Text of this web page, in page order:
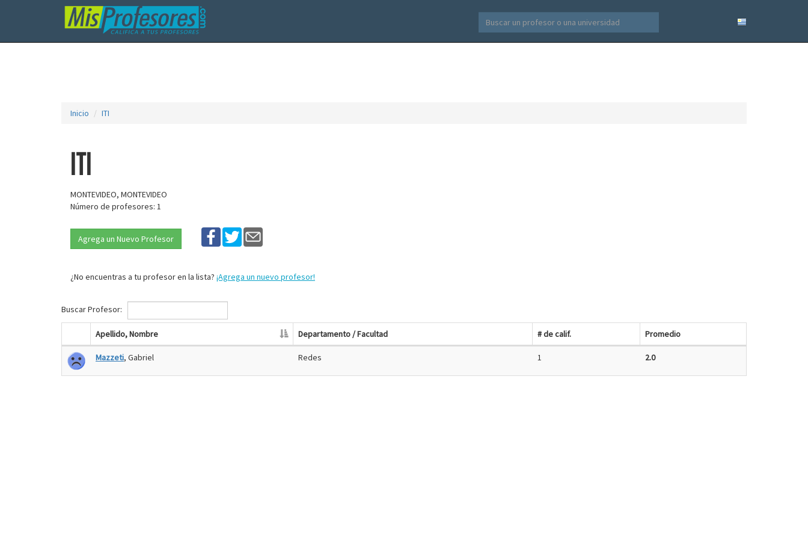
Inicio ITI
ITI
MONTEVIDEO, MONTEVIDEO
Número de profesores: 1
Agrega un Nuevo Profesor
¿No encuentras a tu profesor en la lista? ¡Agrega un nuevo profesor!
Buscar Profesor:
Apellido, Nombre Departamento / Facultad # de calif. Promedio
Mazzeti, Gabriel Redes 1 2.0